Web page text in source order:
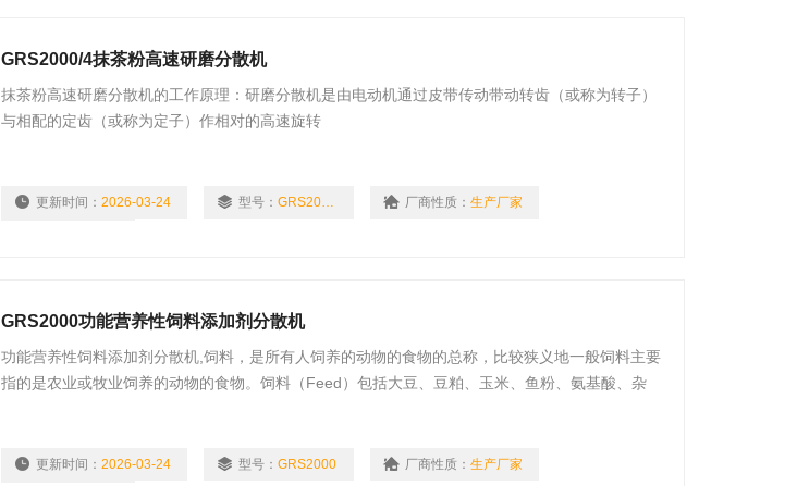
GRS2000/4抹茶粉高速研磨分散机
抹茶粉高速研磨分散机的工作原理：研磨分散机是由电动机通过皮带传动带动转齿（或称为转子）
与相配的定齿（或称为定子）作相对的高速旋转
更新时间：2026-03-24 型号： GRS2000/4 厂商性质：生产厂家
GRS2000功能营养性饲料添加剂分散机
功能营养性饲料添加剂分散机,饲料，是所有人饲养的动物的食物的总称，比较狭义地一般饲料主要
指的是农业或牧业饲养的动物的食物。饲料（Feed）包括大豆、豆粕、玉米、鱼粉、氨基酸、杂
更新时间：2026-03-24 型号：GRS2000 厂商性质：生产厂家